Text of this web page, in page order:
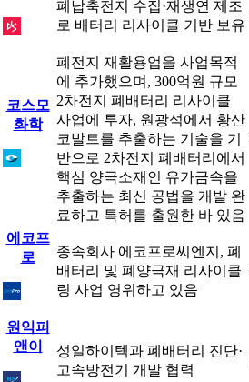
폐납축전지 수집·재생연 제조
로 배터리 리사이클 기반 보유
코스모
화학
폐전지 재활용업을 사업목적
에 추가했으며, 300억원 규모
2차전지 폐배터리 리사이클
사업에 투자, 원광석에서 황산
코발트를 추출하는 기술을 기
반으로 2차전지 폐배터리에서
핵심 양극소재인 유가금속을
추출하는 최신 공법을 개발 완
료하고 특허를 출원한 바 있음
에코프
로
종속회사 에코프로씨엔지, 폐
배터리 및 폐양극재 리사이클
링 사업 영위하고 있음
원익피
앤이
성일하이텍과 폐배터리 진단·
고속방전기 개발 협력